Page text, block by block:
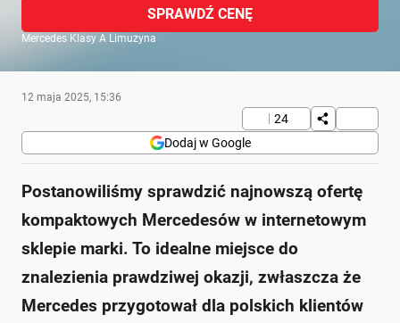
Mercedes Klasy A Limuzyna
SPRAWDŹ CENĘ
12 maja 2025, 15:36
24
Dodaj w Google
Postanowiliśmy sprawdzić najnowszą ofertę
kompaktowych Mercedesów w internetowym
sklepie marki. To idealne miejsce do
znalezienia prawdziwej okazji, zwłaszcza że
Mercedes przygotował dla polskich klientów